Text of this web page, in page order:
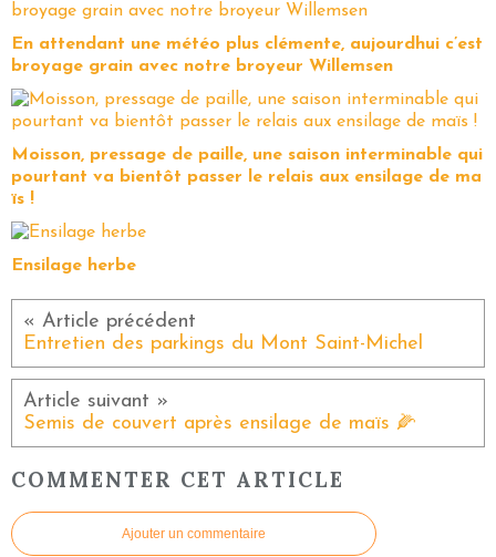
En attendant une météo plus clémente, aujourdhui c’est
broyage grain avec notre broyeur Willemsen
Moisson, pressage de paille, une saison interminable qui
pourtant va bientôt passer le relais aux ensilage de ma
ïs !
Ensilage herbe
Entretien des parkings du Mont Saint-Michel
Semis de couvert après ensilage de maïs 🌽
COMMENTER CET ARTICLE
Ajouter un commentaire